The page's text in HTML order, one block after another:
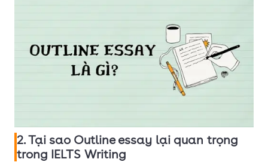
2. Tại sao Outline essay lại quan trọng
trong IELTS Writing